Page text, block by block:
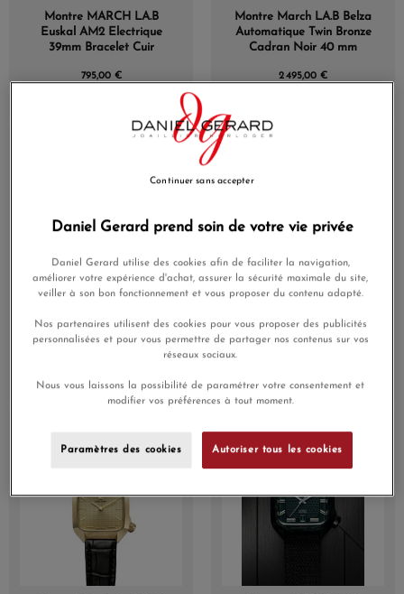
Montre MARCH LA.B
Euskal AM2 Electrique
39mm Bracelet Cuir
795,00 €
Montre March LA.B Belza
Automatique Twin Bronze
Cadran Noir 40 mm
2 495,00 €
Montre March LA.B Belza
Automatique Twin Bronze
Cadran Vert 40 mm
Montre March Lab AM2
Xs 32mm Mécanique
Cadran Texturé Grall
En Stock
Daniel Gerard prend soin de votre vie privée
Daniel Gerard utilise des cookies afin de faciliter la navigation,
améliorer votre expérience d'achat, assurer la sécurité maximale du site,
veiller à son bon fonctionnement et vous proposer du contenu adapté.
Nos partenaires utilisent des cookies pour vous proposer des publicités
personnalisées et pour vous permettre de partager nos contenus sur vos
réseaux sociaux.
Nous vous laissons la possibilité de paramétrer votre consentement et
modifier vos préférences à tout moment.
Paramètres des cookies Autoriser tous les cookies
Continuer sans accepter